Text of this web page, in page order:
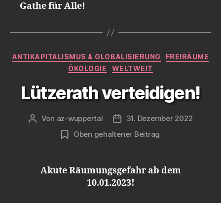
Gathe für Alle!
Kategorien
ANTIKAPITALISMUS & GLOBALISIERUNG
FREIRÄUME
ÖKOLOGIE
WELTWEIT
Lützerath verteidigen!
Beitragsautor
Von az-wuppertal Veröffentlichungsdatum
31. Dezember 2022
Oben gehaltener Beitrag
Akute Räumungsgefahr ab dem
10.01.2023!